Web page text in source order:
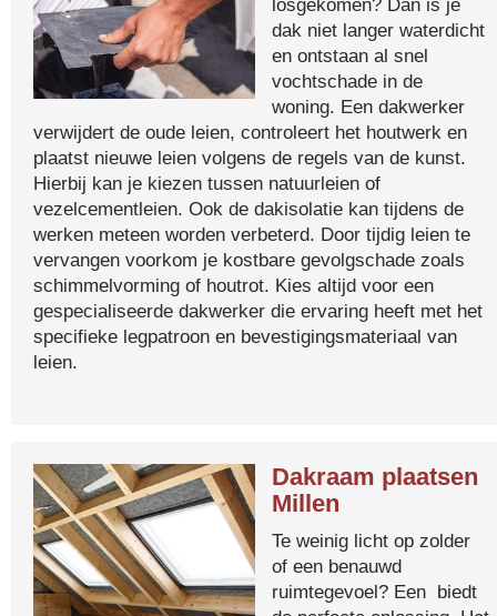
losgekomen? Dan is je
dak niet langer waterdicht
en ontstaan al snel
vochtschade in de
woning. Een dakwerker
verwijdert de oude leien, controleert het houtwerk en
plaatst nieuwe leien volgens de regels van de kunst.
Hierbij kan je kiezen tussen natuurleien of
vezelcementleien. Ook de dakisolatie kan tijdens de
werken meteen worden verbeterd. Door tijdig leien te
vervangen voorkom je kostbare gevolgschade zoals
schimmelvorming of houtrot. Kies altijd voor een
gespecialiseerde dakwerker die ervaring heeft met het
specifieke legpatroon en bevestigingsmateriaal van
leien.
Dakraam plaatsen
Millen
Te weinig licht op zolder
of een benauwd
ruimtegevoel? Een biedt